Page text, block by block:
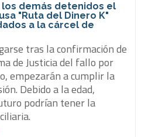
los demás detenidos el
"Ruta del Dinero K"
a la cárcel de
tras la confirmación de
de Justicia del fallo por
empezarán a cumplir la
Debido a la edad,
podrían tener la